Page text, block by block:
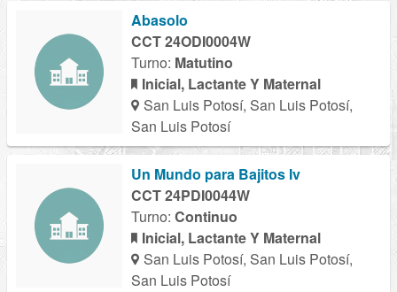
Abasolo
CCT 24ODI0004W
Turno: Matutino
Inicial, Lactante Y Maternal
San Luis Potosí, San Luis Potosí,
San Luis Potosí
Un Mundo para Bajitos Iv
CCT 24PDI0044W
Turno: Continuo
Inicial, Lactante Y Maternal
San Luis Potosí, San Luis Potosí,
San Luis Potosí